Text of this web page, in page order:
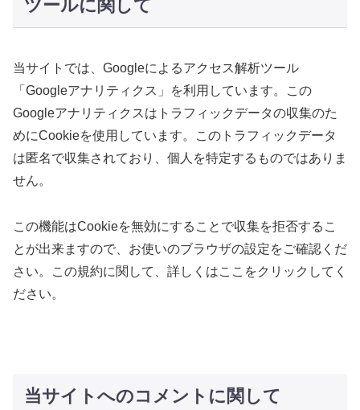
ツールに関して
当サイトでは、Googleによるアクセス解析ツール
「Googleアナリティクス」を利用しています。この
Googleアナリティクスはトラフィックデータの収集のた
めにCookieを使用しています。このトラフィックデータ
は匿名で収集されており、個人を特定するものではありま
せん。
この機能はCookieを無効にすることで収集を拒否するこ
とが出来ますので、お使いのブラウザの設定をご確認くだ
さい。この規約に関して、詳しくはここをクリックしてく
ださい。
当サイトへのコメントに関して